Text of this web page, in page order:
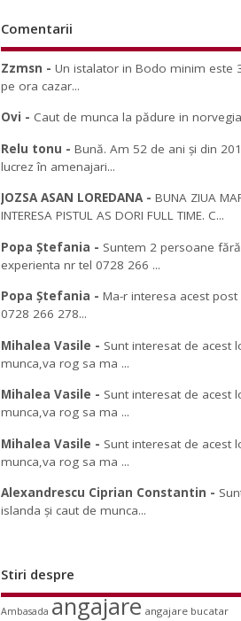
Comentarii
Zzmsn -Un istalator in Bodo minim este
pe ora cazar...
Ovi - Caut de munca la pădure in
Relu tonu -Bună. Am 52 de ani și din
lucrez în amenajari...
JOZSA ASAN LOREDANA-BUNA ZIUA
INTERESA PISTUL AS DORI FULL TIME. C...
Popa Ștefania - Suntem 2 persoane fără
experienta nr tel 0728 266 ...
Popa Ștefania -Ma-r interesa acest post
0728 266 278...
Mihalea Vasile - Sunt interesat de acest
munca,va rog sa ma ...
Mihalea Vasile - Sunt interesat de acest
munca,va rog sa ma ...
Mihalea Vasile - Sunt interesat de acest
munca,va rog sa ma ...
Alexandrescu Ciprian Constantin -
islanda și caut de munca...
Stiri despre
Ambasada angajare angajare bucatar